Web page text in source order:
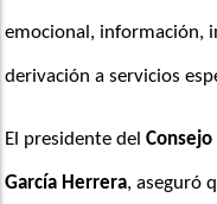
emocional, información,
derivación a servicios
El presidente del
García Herrera, aseguró